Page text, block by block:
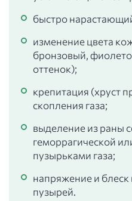
быстро
изменение цвета
бронзовый,
оттенок);
крепитация (хруст
скопления газа;
выделение из раны
геморрагической
пузырьками газа;
напряжение и
пузырей.